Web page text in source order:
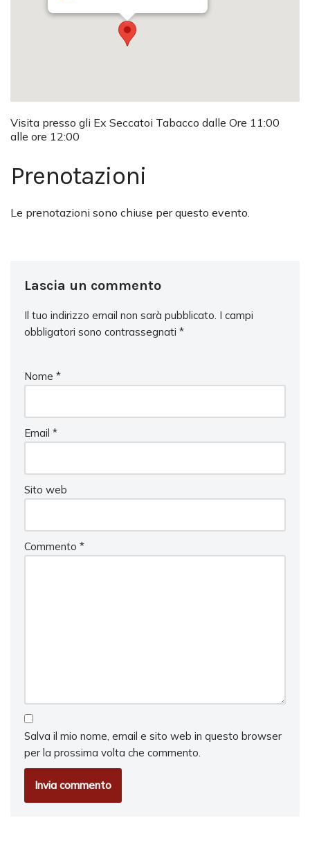
Visita presso gli Ex Seccatoi Tabacco dalle Ore 11:00
alle ore 12:00
Prenotazioni
Le prenotazioni sono chiuse per questo evento.
Lascia un commento
Il tuo indirizzo email non sarà pubblicato. I campi
obbligatori sono contrassegnati *
Nome *
Email *
Sito web
Commento *
Salva il mio nome, email e sito web in questo browser
per la prossima volta che commento.